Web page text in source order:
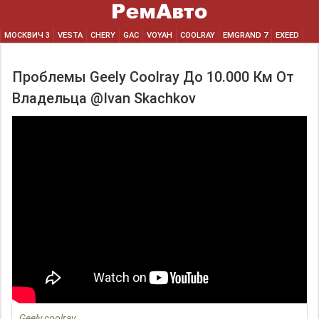
МОСКВИЧ 3 VESTA CHERY GAC VOYAH COOLRAY EMGRAND 7 EXEED
Проблемы Geely Coolray До 10.000 Км От
Владельца @Ivan Skachkov